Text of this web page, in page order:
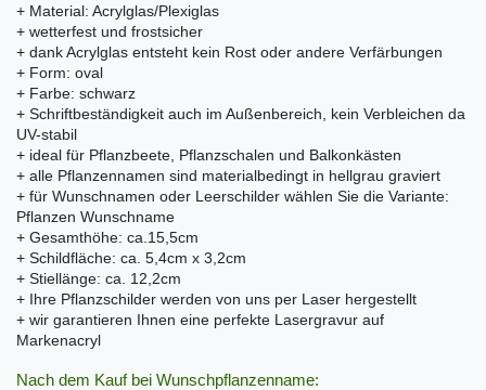
+ Material: Acrylglas/Plexiglas
+ wetterfest und frostsicher
+ dank Acrylglas entsteht kein Rost oder andere Verfärbungen
+ Form: oval
+ Farbe: schwarz
+ Schriftbeständigkeit auch im Außenbereich, kein Verbleichen da
UV-stabil
+ ideal für Pflanzbeete, Pflanzschalen und Balkonkästen
+ alle Pflanzennamen sind materialbedingt in hellgrau graviert
+ für Wunschnamen oder Leerschilder wählen Sie die Variante:
Pflanzen Wunschname
+ Gesamthöhe: ca.15,5cm
+ Schildfläche: ca. 5,4cm x 3,2cm
+ Stiellänge: ca. 12,2cm
+ Ihre Pflanzschilder werden von uns per Laser hergestellt
+ wir garantieren Ihnen eine perfekte Lasergravur auf
Markenacryl
Nach dem Kauf bei Wunschpflanzenname: